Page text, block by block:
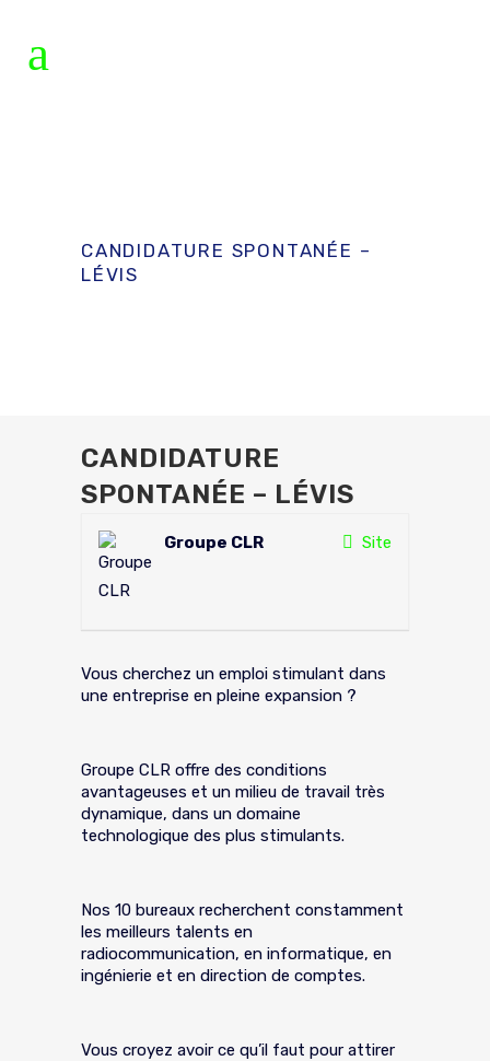
CANDIDATURE SPONTANÉE –
LÉVIS
CANDIDATURE
SPONTANÉE – LÉVIS
Site
Groupe CLR
Vous cherchez un emploi stimulant dans
une entreprise en pleine expansion ?
Groupe CLR offre des conditions
avantageuses et un milieu de travail très
dynamique, dans un domaine
technologique des plus stimulants.
Nos 10 bureaux recherchent constamment
les meilleurs talents en
radiocommunication, en informatique, en
ingénierie et en direction de comptes.
Vous croyez avoir ce qu’il faut pour attirer